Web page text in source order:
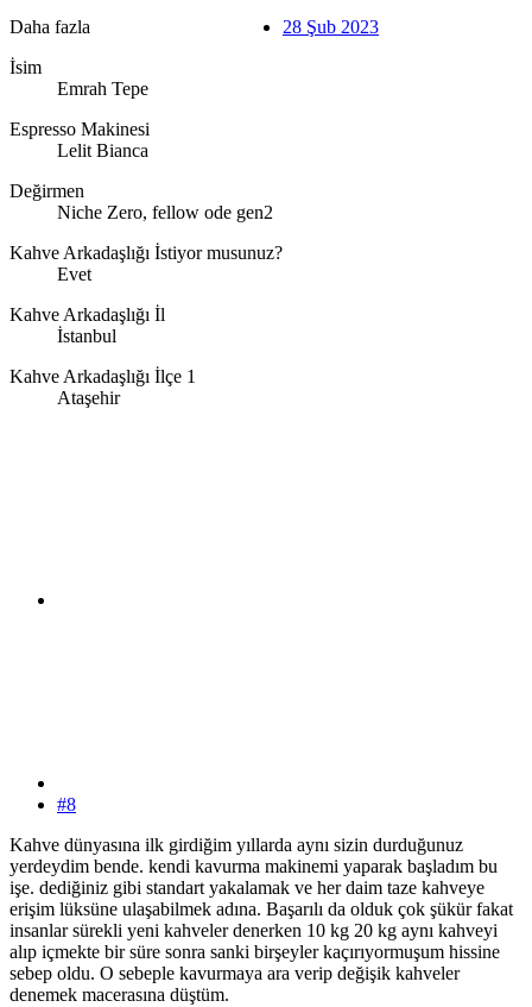
Daha fazla
İsim
Emrah Tepe
Espresso Makinesi
Lelit Bianca
Değirmen
Niche Zero, fellow ode gen2
Kahve Arkadaşlığı İstiyor musunuz?
Evet
Kahve Arkadaşlığı İl
İstanbul
Kahve Arkadaşlığı İlçe 1
Ataşehir
28 Şub 2023
#8
Kahve dünyasına ilk girdiğim yıllarda aynı sizin durduğunuz
yerdeydim bende. kendi kavurma makinemi yaparak başladım bu
işe. dediğiniz gibi standart yakalamak ve her daim taze kahveye
erişim lüksüne ulaşabilmek adına. Başarılı da olduk çok şükür fakat
insanlar sürekli yeni kahveler denerken 10 kg 20 kg aynı kahveyi
alıp içmekte bir süre sonra sanki birşeyler kaçırıyormuşum hissine
sebep oldu. O sebeple kavurmaya ara verip değişik kahveler
denemek macerasına düştüm.